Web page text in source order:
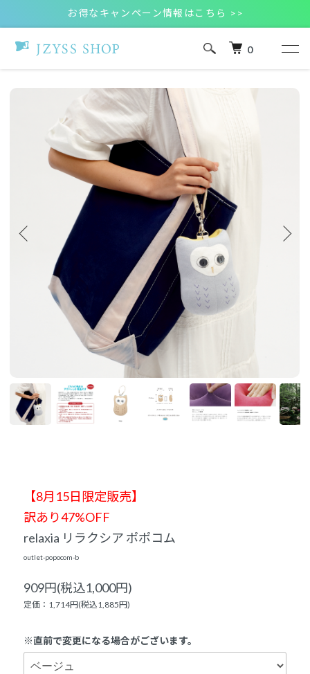
お得なキャンペーン情報はこちら >>
0
ホーム
【8月15日限定販売】
訳あり47%OFF
relaxia リラクシア ポポコム
outlet-popocom-b
909円(税込1,000円)
定価：1,714円(税込1,885円)
※直前で変更になる場合がございます。